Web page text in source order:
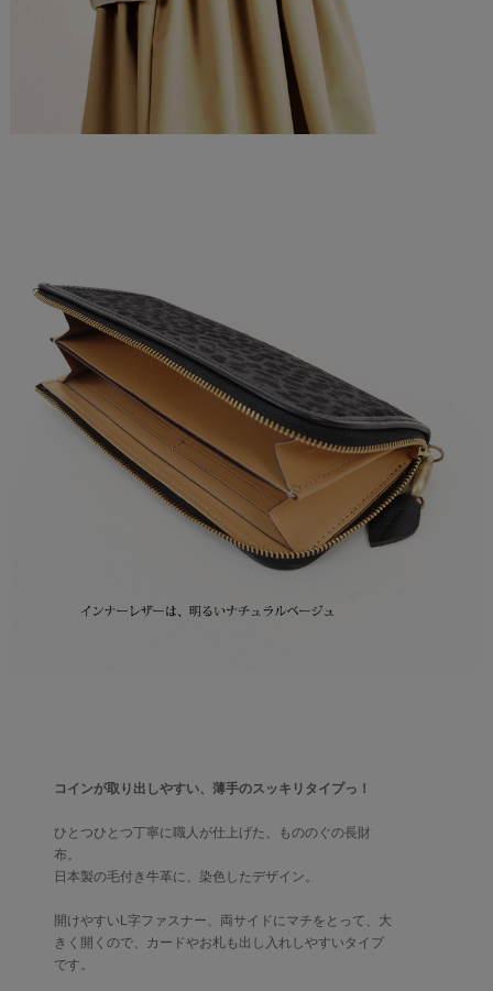
コインが取り出しやすい、薄手のスッキリタイプっ！
ひとつひとつ丁寧に職人が仕上げた、もののぐの長財
布。
日本製の毛付き牛革に、染色したデザイン。
開けやすいL字ファスナー、両サイドにマチをとって、大
きく開くので、カードやお札も出し入れしやすいタイプ
です。